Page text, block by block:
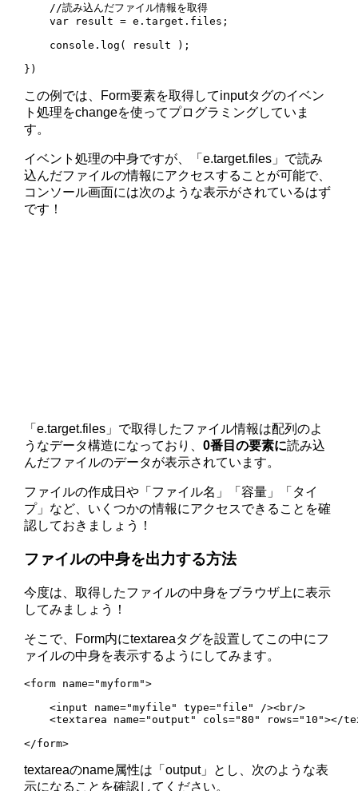
    //読み込んだファイル情報を取得
    var result = e.target.files;
    console.log( result );
})
この例では、Form要素を取得してinputタグのイベン
ト処理をchangeを使ってプログラミングしていま
す。
イベント処理の中身ですが、「e.target.files」で読み
込んだファイルの情報にアクセスすることが可能で、
コンソール画面には次のような表示がされているはず
です！
「e.target.files」で取得したファイル情報は配列のよ
うなデータ構造になっており、0番目の要素に読み込
んだファイルのデータが表示されています。
ファイルの作成日や「ファイル名」「容量」「タイ
プ」など、いくつかの情報にアクセスできることを確
認しておきましょう！
ファイルの中身を出力する方法
今度は、取得したファイルの中身をブラウザ上に表示
してみましょう！
そこで、Form内にtextareaタグを設置してこの中にフ
ァイルの中身を表示するようにしてみます。
<form name="myform">
    <input name="myfile" type="file" /><br/>
<textarea name="output" cols="80" rows="10"></
</form>
textareaのname属性は「output」とし、次のような表
示になることを確認してください。